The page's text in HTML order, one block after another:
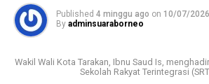
Surat Keputusan dan pejabat fungsional
Ia menegaskan bahwa keberhasilan
buah dari perjuangan panjang serta
harus dijalankan dengan penuh
Published 4 minggu ago on 10/07/2026
By adminsuaraborneo
Wakil Wali Kota Tarakan, Ibnu Saud Is,
Sekolah Rakyat Terintegrasi